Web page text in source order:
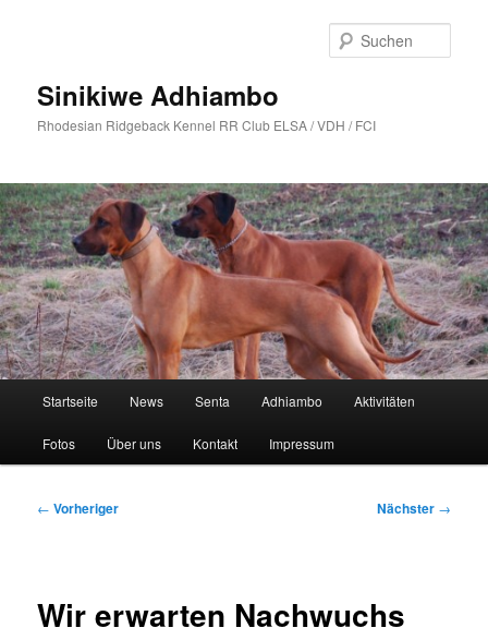
Sinikiwe Adhiambo
Rhodesian Ridgeback Kennel RR Club ELSA / VDH / FCI
Startseite News Senta Adhiambo Aktivitäten
Fotos Über uns Kontakt Impressum
Beitragsnavigation
← Vorheriger Nächster →
Wir erwarten Nachwuchs